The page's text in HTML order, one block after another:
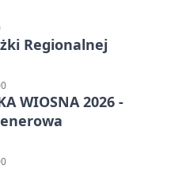
Regionalnej
WIOSNA 2026 -